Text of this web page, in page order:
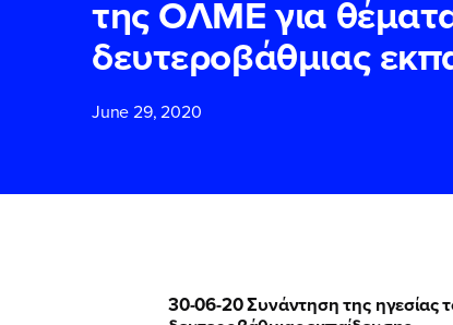
της ΟΛΜΕ για
δευτεροβάθμιας
June 29, 2020
30-06-20 Συνάντηση της ηγεσίας
ΕΠΙΘΕΤΟ*
ΕΠΙΘΕΤΟ*